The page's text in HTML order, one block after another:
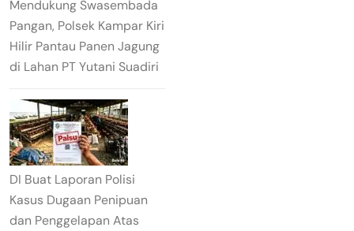
Mendukung Swasembada
Pangan, Polsek Kampar Kiri
Hilir Pantau Panen Jagung
di Lahan PT Yutani Suadiri
DI Buat Laporan Polisi
Kasus Dugaan Penipuan
dan Penggelapan Atas